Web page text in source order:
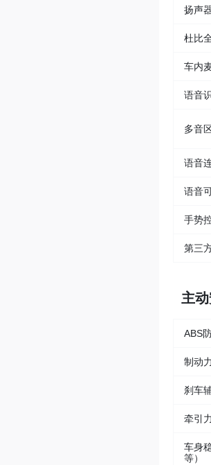
扬声
杜比
车内
语音
多音
语音
语音
手势
第三
主
ABS
制动
刹车
牵引
车身
等）